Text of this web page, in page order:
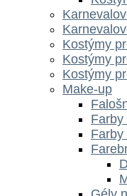
Kostýmy
Kostýmy
Kostýmy
Make-up
Farby
Farby